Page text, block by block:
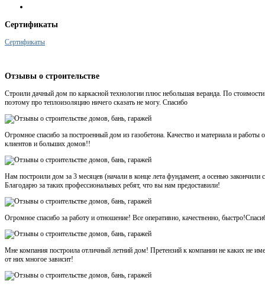
Сертификаты
Сертификаты
Отзывы о строительстве
Строили дачный дом по каркасной технологии плюс небольшая веранда. По
поэтому про теплоизоляцию ничего сказать не могу. Спасибо
Огромное спасибо за построенный дом из газобетона. Качество и материала и
клиентов и больших домов!!
Нам построили дом за 3 месяцев (начали в конце лета фундамент, а осенью
Благодарю за таких профессиональных ребят, что вы нам предоставили!
Огромное спасибо за работу и отношение! Все оперативно, качественно,
Мне компания построила отличный летний дом! Претензий к компании не каких не
от них многое зависит!